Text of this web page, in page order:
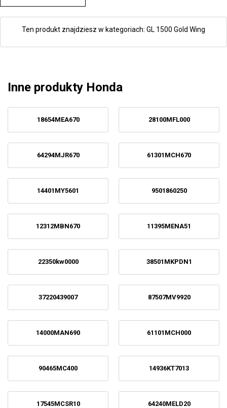
Ten produkt znajdziesz w kategoriach: GL 1500 Gold Wing
Inne produkty Honda
18654MEA670 28100MFL000
64294MJR670 61301MCH670
14401MY5601 9501860250
12312MBN670 11395MENA51
22350kw0000 38501MKPDN1
37220439007 87507MV9920
14000MAN690 61101MCH000
90465MC400 14936KT7013
17545MCSR10 64240MELD20